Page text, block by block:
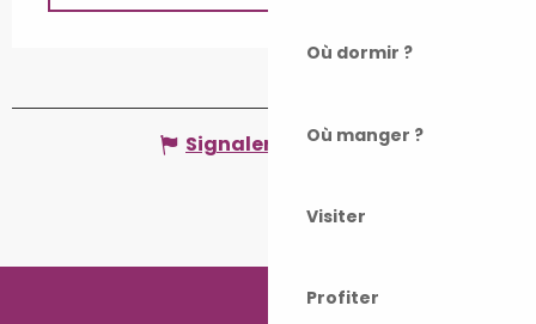
Où dormir ?
Où manger ?
Visiter
Profiter
Toute l'année 2046
Toute l'année 2048
Signaler une erreur